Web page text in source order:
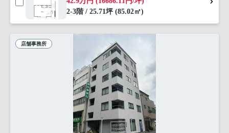
2-3階 / 25.71坪 (85.02㎡)
店舗事務所